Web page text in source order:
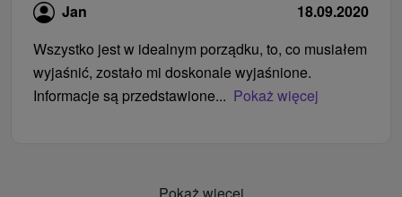
Jan
18.09.2020
Wszystko jest w idealnym porządku, to, co musiałem
wyjaśnić, zostało mi doskonale wyjaśnione.
Informacje są przedstawione... Pokaż więcej